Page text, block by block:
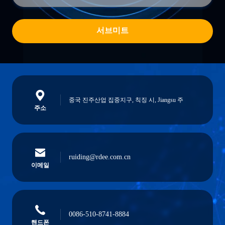
서브미트
주소
중국 진주산업 집중지구, 칙징 시, Jiangsu 주
이메일
ruiding@rdee.com.cn
핸드폰
0086-510-8741-8884